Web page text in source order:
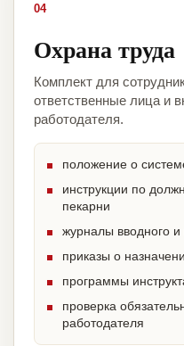
04
Охрана труда
Комплект для
ответственные лица и
работодателя.
положение о
инструкции по
пекарни
журналы вводного и
приказы о
программы
проверка
работодателя